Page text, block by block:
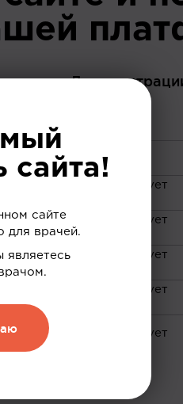
До
сайта!
сайте
для врачей.
являетесь